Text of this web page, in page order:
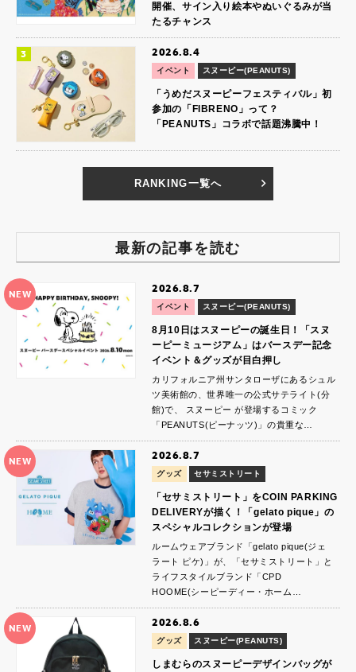
開催、サイン入り絵本やぬいぐるみが当
たるチャンス
2026.8.4
イベント スヌーピー(PEANUTS)
「うめだスヌーピーフェスティバル」初
参加の「FIBRENO」って？
「PEANUTS」コラボで話題沸騰中！
RANKING一覧へ
最新の記事を読む
NEW 2026.8.7
イベント スヌーピー(PEANUTS)
8月10日はスヌーピーの誕生日！「スヌ
ーピーミュージアム」はバースデー記念
イベント＆グッズが目白押し
カリフォルニア州サンタローザにあるシュル
ツ美術館の、世界唯一の公式サテライト(分
館)で、 スヌーピー が登場するコミック
「PEANUTS(ピーナッツ)」の貴重な…
NEW 2026.8.7
グッズ セサミストリート
「セサミストリート」をCOIN PARKING
DELIVERYが描く！「gelato pique」の
スペシャルコレクションが登場
ルームウェアブランド「gelato pique(ジェ
ラート ピケ)」が、「セサミストリート」と
ライフスタイルブランド「CPD
HOOME(シーピーディー・ホーム…
NEW 2026.8.6
グッズ スヌーピー(PEANUTS)
しまむらのスヌーピーデザインバッグが